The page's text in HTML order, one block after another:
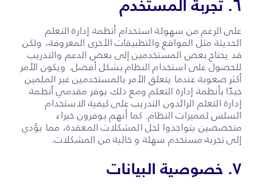
على الرغم من سهولة استخدام أنظمة إدارة التعلم
الحديثة مثل المواقع والتطبيقات الأخرى المعروفة، ولكن
قد يحتاج بعض المستخدمين إلى بعض الدعم والتدريب
للحصول على استخدام النظام بشكل أفضل. ويكون الأمر
أكثر صعوبة عندما يتعلق الأمر بالمستخدمين غير الملمين
جيدًا بأنظمة إدارة التعلم ومع ذلك يوفر مقدمي أنظمة
إدارة التعلم الرائدون التدريب على كيفية الاستخدام
السلس لمميزات النظام. كما أنهم يوفرون خبراء
متخصصين يتواجدوا لحل المشكلات المعقدة، مما يؤدي
إلى تجربة مستخدم سهلة و خالية من المشكلات.
٧. خصوصية البيانات